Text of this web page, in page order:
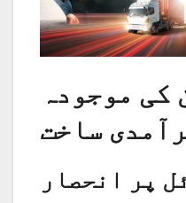
کی موجودہ
ساخت
پر انحصار